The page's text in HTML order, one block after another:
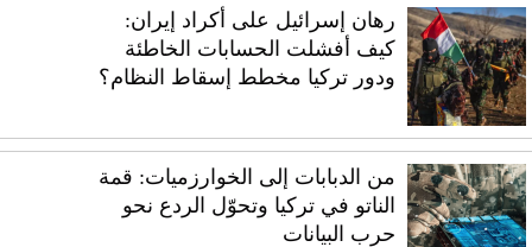
رهان إسرائيل على أكراد إيران:
كيف أفشلت الحسابات الخاطئة
ودور تركيا مخطط إسقاط النظام؟
من الدبابات إلى الخوارزميات: قمة
الناتو في تركيا وتحوّل الردع نحو
حرب البيانات